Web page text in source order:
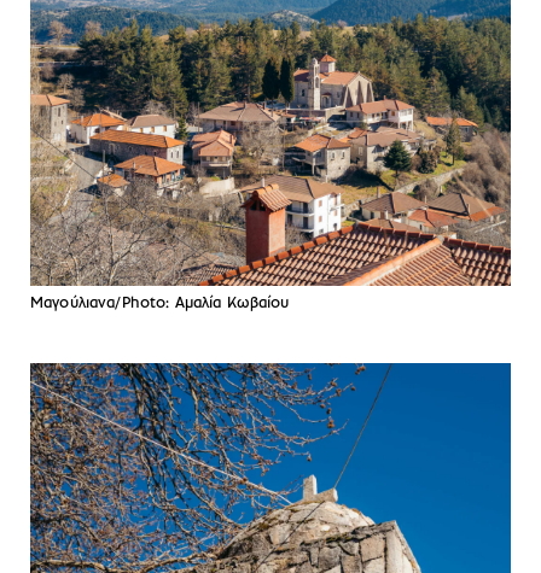
Μαγούλιανα/Photo: Αμαλία Κωβαίου